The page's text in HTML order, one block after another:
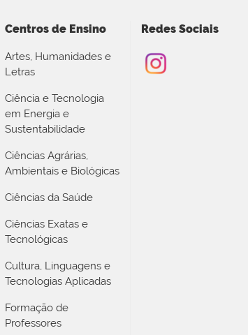
Centros de Ensino
Artes, Humanidades e
Letras
Ciência e Tecnologia
em Energia e
Sustentabilidade
Ciências Agrárias,
Ambientais e Biológicas
Ciências da Saúde
Ciências Exatas e
Tecnológicas
Cultura, Linguagens e
Tecnologias Aplicadas
Formação de
Professores
Redes Sociais